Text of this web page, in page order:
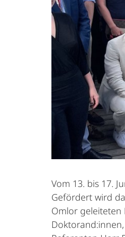
Vom 13. bis 17.
Gefördert wird
Omlor geleiteten